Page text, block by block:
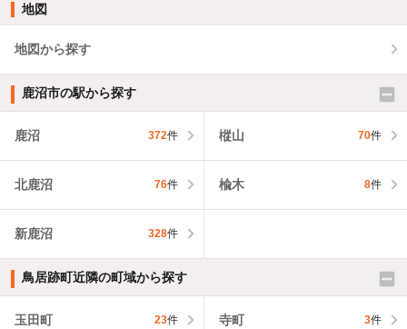
地図
地図から探す
鹿沼市の駅から探す
鹿沼 372件 樅山 70件
北鹿沼 76件 楡木 8件
新鹿沼 328件
鳥居跡町近隣の町域から探す
玉田町 23件 寺町 3件